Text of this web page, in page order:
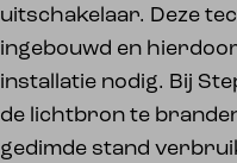
uitschakelaar. Deze
ingebouwd en
installatie nodig. Bij
de lichtbron te branden
gedimde stand